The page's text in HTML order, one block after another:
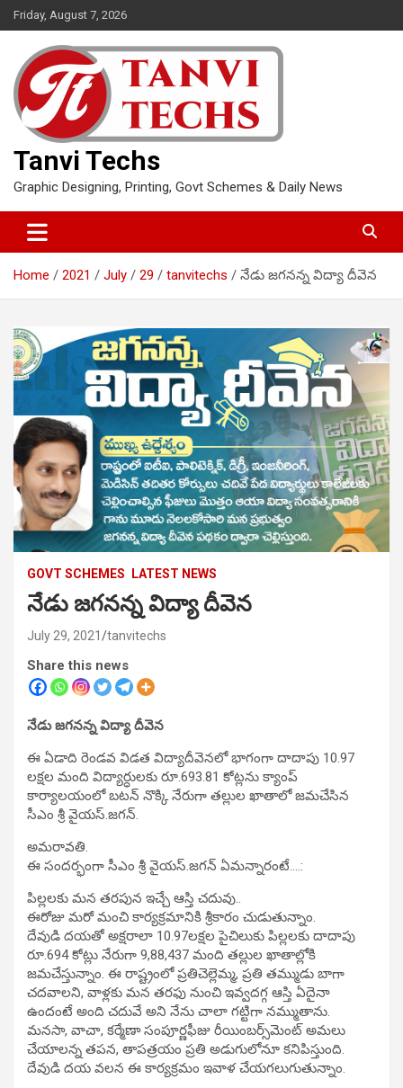
Skip
to
content
Friday, August 7, 2026
Tanvi Techs
Graphic Designing, Printing, Govt Schemes & Daily News
Home 2021 July 29 tanvitechs నేడు జగనన్న విద్యా దీవెన
GOVT SCHEMES LATEST NEWS
నేడు జగనన్న విద్యా దీవెన
July 29, 2021 tanvitechs
Share this news
నేడు జగనన్న విద్యా దీవెన
ఈ ఏడాది రెండవ విడత విద్యాదీవెనలో భాగంగా దాదాపు 10.97
లక్షల మంది విద్యార్ధులకు రూ.693.81 కోట్లను క్యాంప్‌
కార్యాలయంలో బటన్‌ నొక్కి నేరుగా తల్లుల ఖాతాలో జమచేసిన
సీఎం శ్రీ వైయస్‌.జగన్‌.
అమరావతి.
ఈ సందర్భంగా సీఎం శ్రీ వైయస్‌.జగన్‌ ఏమన్నారంటే….:
పిల్లలకు మన తరపున ఇచ్చే ఆస్తి చదువు..
ఈరోజు మరో మంచి కార్యక్రమానికి శ్రీకారం చుడుతున్నాం.
దేవుడి దయతో అక్షరాలా 10.97లక్షల పైచిలుకు పిల్లలకు దాదాపు
రూ.694 కోట్లు నేరుగా 9,88,437 మంది తల్లుల ఖాతాల్లోకి
జమచేస్తున్నాం. ఈ రాష్ట్రంలో ప్రతిచెల్లెమ్మ, ప్రతి తమ్ముడు బాగా
చదవాలని, వాళ్లకు మన తరఫు నుంచి ఇవ్వదగ్గ ఆస్తి ఏదైనా
ఉందంటే అంది చదువే అని నేను చాలా గట్టిగా నమ్ముతాను.
మనసా, వాచా, కర్మేణా సంపూర్ణఫీజు రీయింబర్స్‌మెంట్‌ అమలు
చేయాలన్న తపన, తాపత్రయం ప్రతి అడుగులోనూ కనిపిస్తుంది.
దేవుడి దయ వలన ఈ కార్యక్రమం ఇవాళ చేయగలుగుతున్నాం.